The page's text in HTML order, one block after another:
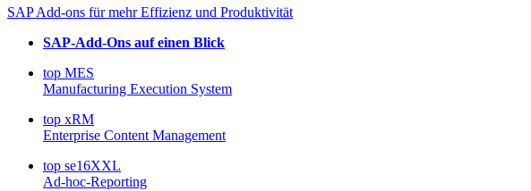
SAP Add-ons für mehr Effizienz und Produktivität
SAP-Add-Ons auf einen Blick
top MES
Manufacturing Execution System
top xRM
Enterprise Content Management
top se16XXL
Ad-hoc-Reporting